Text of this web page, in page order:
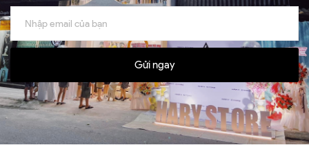
Gửi ngay